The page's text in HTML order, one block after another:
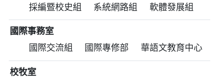
採編暨校史組
系統網路組 軟體發展組
國際事務室
國際交流組
國際專修部 華語文教育中心
校牧室